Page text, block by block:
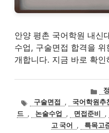
안양 평촌 국어학원 내신
수업, 구술면접 합격을
개합니다. 지금 바로 확
카
테
고
리
태
그
구술면접 , 국어학원추
드 , 논술수업 , 면접준비 ,
고 국어
, 특목고